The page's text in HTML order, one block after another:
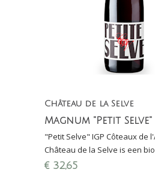
Château de la Selve
"Petit Selve" IGP Côteaux de
Château de la Selve is een
wijn gemaakt van Cinsault,
€ 32,65